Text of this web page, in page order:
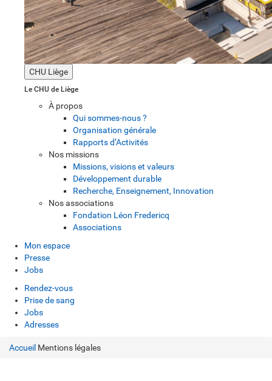
CHU Liège
Le CHU de Liège
À propos
Qui sommes-nous ?
Organisation générale
Rapports d’Activités
Nos missions
Missions, visions et valeurs
Développement durable
Recherche, Enseignement, Innovation
Nos associations
Fondation Léon Fredericq
Associations
Mon espace
Presse
Jobs
Rendez-vous
Prise de sang
Jobs
Adresses
Accueil Mentions légales